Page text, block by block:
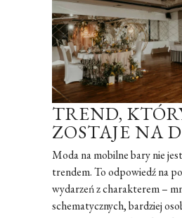
TREND,
ZOSTAJE NA
Moda na mobilne bary nie
trendem. To odpowiedź na
wydarzeń z charakterem –
schematycznych, bardziej